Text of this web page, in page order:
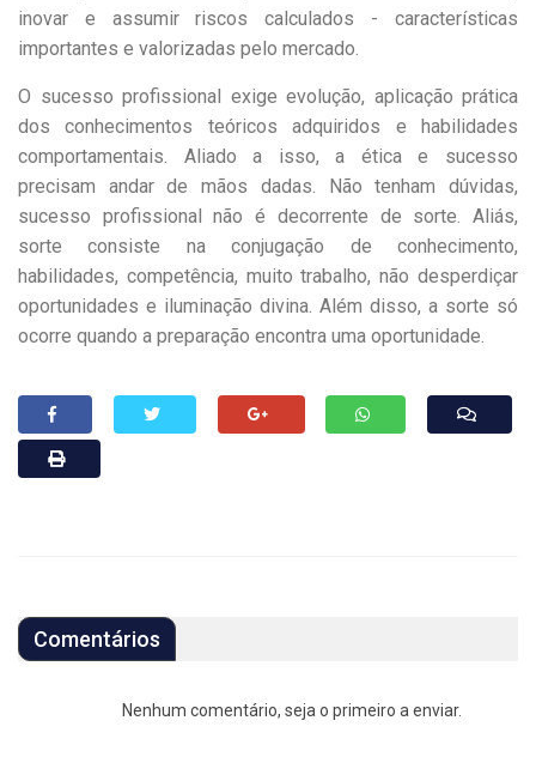
inovar e assumir riscos calculados - características
importantes e valorizadas pelo mercado.
O sucesso profissional exige evolução, aplicação prática
dos conhecimentos teóricos adquiridos e habilidades
comportamentais. Aliado a isso, a ética e sucesso
precisam andar de mãos dadas. Não tenham dúvidas,
sucesso profissional não é decorrente de sorte. Aliás,
sorte consiste na conjugação de conhecimento,
habilidades, competência, muito trabalho, não desperdiçar
oportunidades e iluminação divina. Além disso, a sorte só
ocorre quando a preparação encontra uma oportunidade.
Comentários
Nenhum comentário, seja o primeiro a enviar.